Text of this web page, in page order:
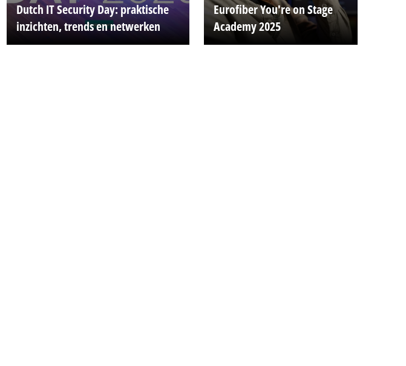
Dutch IT Security Day: praktische
inzichten, trends en netwerken
Eurofiber You're on Stage
Academy 2025